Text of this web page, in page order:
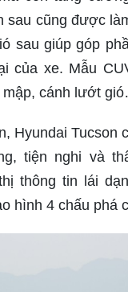
sau cũng được
sau giúp góp
của xe. Mẫu
mập, cánh lướt
Hyundai Tucson
tiện nghi và
thông tin lái
hình 4 chấu phá